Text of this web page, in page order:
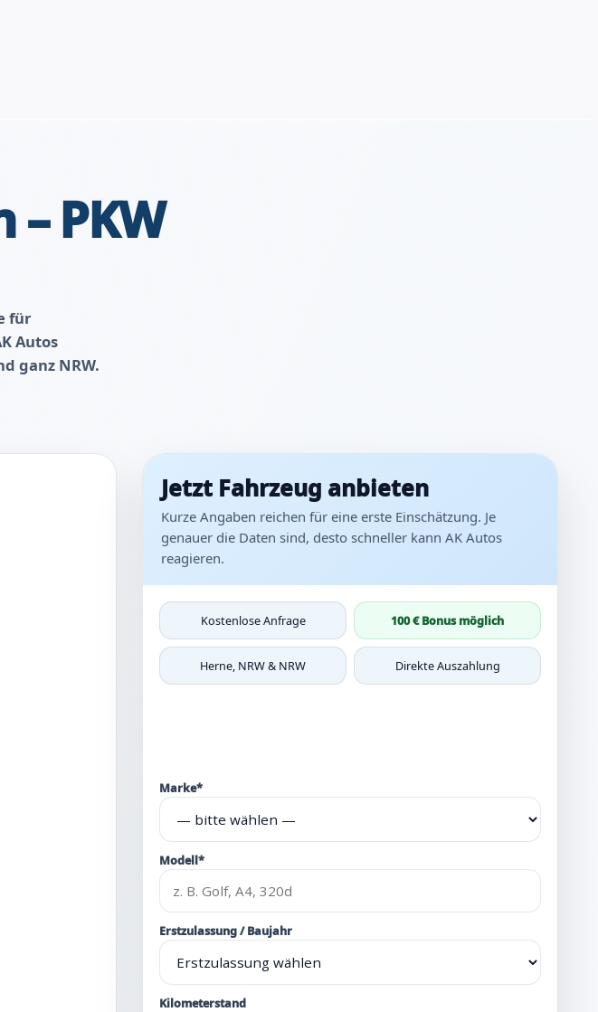
PKW
für
Autos
ganz NRW.
Jetzt Fahrzeug anbieten
Kurze Angaben reichen für eine erste Einschätzung. Je
genauer die Daten sind, desto schneller kann AK Autos
reagieren.
Kostenlose Anfrage 100 € Bonus möglich
Herne, NRW & NRW Direkte Auszahlung
Marke*
Modell*
Erstzulassung / Baujahr
Kilometerstand